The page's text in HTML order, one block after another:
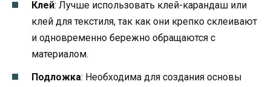
Клей: Лучше использовать клей-карандаш или
клей для текстиля, так как они крепко склеивают
и одновременно бережно обращаются с
материалом.
Подложка: Необходима для создания основы